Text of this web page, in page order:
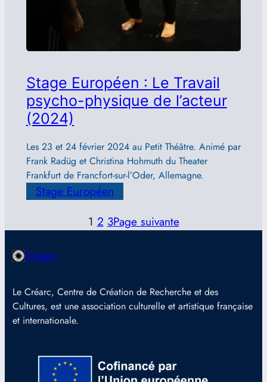
Stage Européen : Le Travail
psycho-physique de l’acteur
(2024)
Les 23 et 24 février 2024 au Petit Théâtre. Animé par
Frank Radüg et Christina Hohmuth du Theater
Frankfurt de Francfort-sur-l’Oder, Allemagne.
Stage Européen
1 2 3Page suivante
Créarc
Le Créarc, Centre de Création de Recherche et des
Cultures, est une association culturelle et artistique française
et internationale.